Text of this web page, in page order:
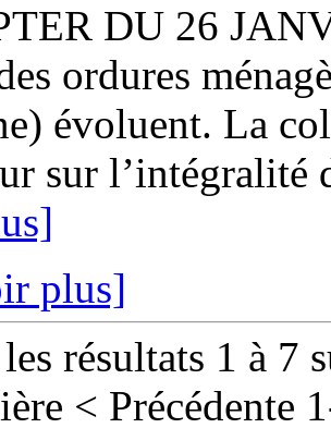
DU 26
ordures
évoluent. La
sur l’intégralité
plus]
résultats 1 à 7
< Précédente